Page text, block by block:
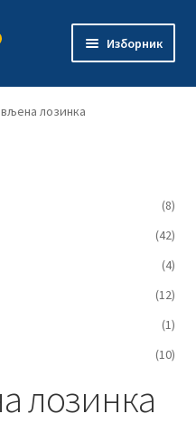
Изборник
shop“
лозинка
лозинка
(8)
(42)
(4)
(12)
(1)
(10)